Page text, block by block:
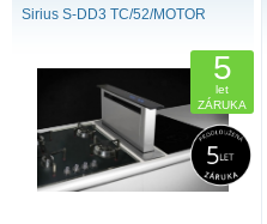
Sirius S-DD3 TC/52/MOTOR
5
let
ZÁRUKA